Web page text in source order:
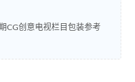
CG创意电视栏目包装参考